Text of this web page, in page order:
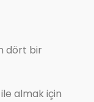
dört bir
almak için